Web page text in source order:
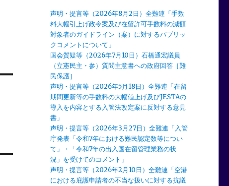
声明・提言等（2026年8月2日）全難連「手数
料大幅引上げ政令案及び在留許可手数料の減額
対象者のガイドライン（案）に対するパブリッ
クコメントについて」
国会質疑等（2026年7月10日）石橋通宏議員
（立憲民主・参）質問主意書への政府回答［難
民保護］
声明・提言等（2026年5月18日）全難連「在留
期間更新等の手数料の大幅値上げ及びJESTAの
導入を内容とする入管法改定案に反対する意見
書」
声明・提言等（2026年3月27日）全難連「入管
庁発表「令和7年における難民認定数等につい
て」・「令和7年の出入国在留管理業務の状
況」を受けてのコメント」
声明・提言等（2026年2月10日）全難連「空港
における庇護申請者の不当な扱いに対する抗議